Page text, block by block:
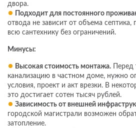
двора.
Подходит для постоянного
отвода не зависит от объема септика,
всю сантехнику без ограничений.
Минусы:
Высокая стоимость монтажа. Перед
канализацию в частном доме, нужно
условия, проект и акт врезки. В
это достигает сотен тысяч рублей.
Зависимость от внешней
городской магистрали возможен
затопление.